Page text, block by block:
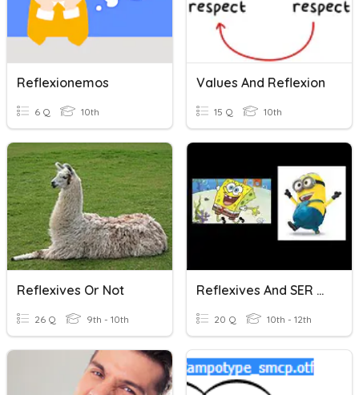
Reflexionemos
6 Q 10th
Values And Reflexion
15 Q 10th
Reflexives Or Not
26 Q 9th - 10th
Reflexives And SER V ESTAR
20 Q 10th - 12th